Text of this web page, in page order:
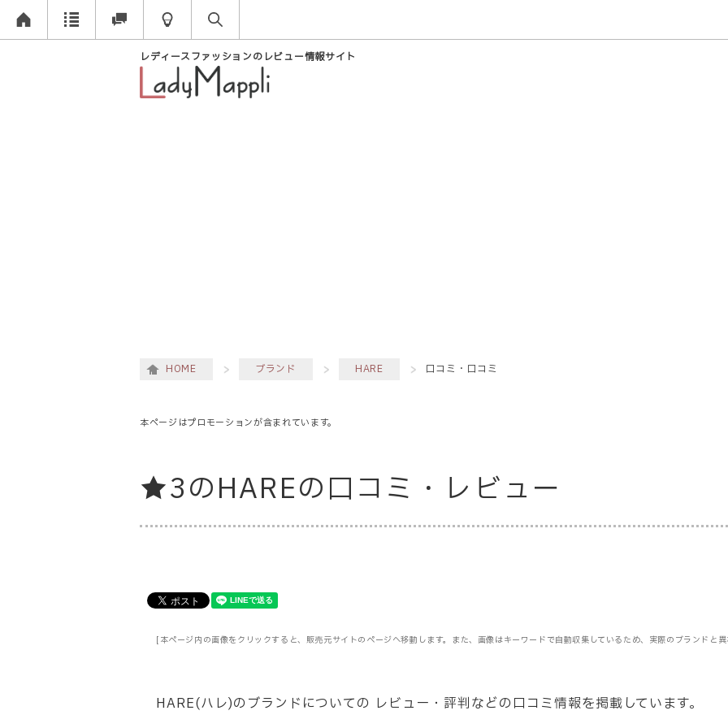
レディースファッションのレビュー情報サイト
HOME ブランド HARE 口コミ・口コミ
本ページはプロモーションが含まれています。
★3のHAREの口コミ・レビュー
[本ページ内の画像をクリックすると、販売元サイトのページへ移動します。また、画像はキーワードで自動収集しているため、実際のブランドと
HARE(ハレ)のブランドについての レビュー・評判などの口コミ情報を掲載しています。